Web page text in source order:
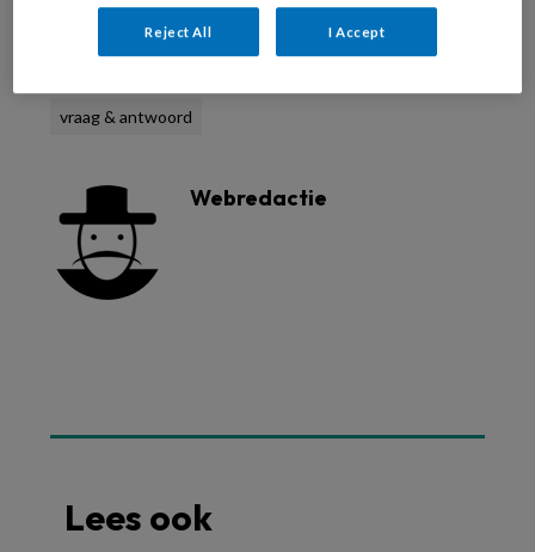
vraag & antwoord
Webredactie
Lees ook
Reject All I Accept